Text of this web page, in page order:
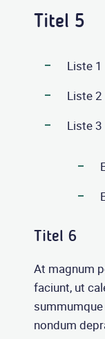
Titel 5
Liste 1
Liste 2
Liste 3
Titel 6
At magnum
faciunt, ut
nondum